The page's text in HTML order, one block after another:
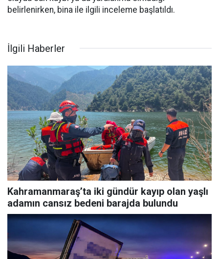
belirlenirken, bina ile ilgili inceleme başlatıldı.
İlgili Haberler
Kahramanmaraş’ta iki gündür kayıp olan yaşlı
adamın cansız bedeni barajda bulundu